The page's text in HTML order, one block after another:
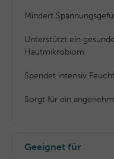
Mindert
Unterstützt ein
Hautmikrobiom
Spendet intensiv
Sorgt für ein
Geeignet für